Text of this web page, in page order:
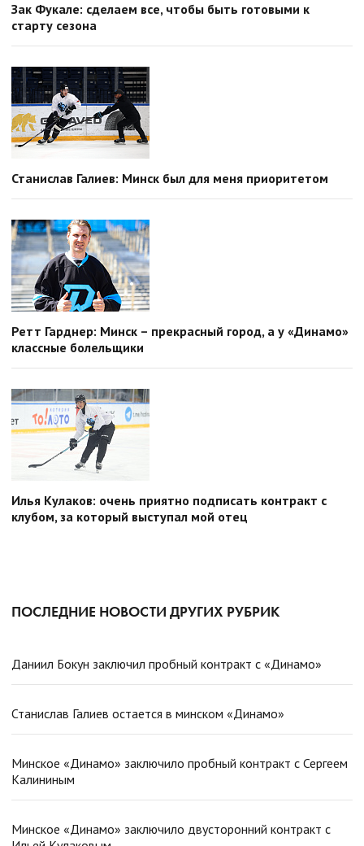
Зак Фукале: сделаем все, чтобы быть готовыми к
старту сезона
Станислав Галиев: Минск был для меня приоритетом
Ретт Гарднер: Минск – прекрасный город, а у «Динамо»
классные болельщики
Илья Кулаков: очень приятно подписать контракт с
клубом, за который выступал мой отец
ПОСЛЕДНИЕ НОВОСТИ ДРУГИХ РУБРИК
Даниил Бокун заключил пробный контракт с «Динамо»
Станислав Галиев остается в минском «Динамо»
Минское «Динамо» заключило пробный контракт с Сергеем
Калининым
Минское «Динамо» заключило двусторонний контракт с